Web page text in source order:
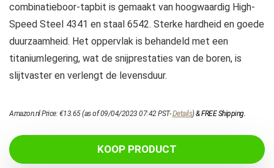
combinatieboor-tapbit is gemaakt van hoogwaardig High-
Speed ​​Steel 4341 en staal 6542. Sterke hardheid en goede
duurzaamheid. Het oppervlak is behandeld met een
titaniumlegering, wat de snijprestaties van de boren, is
slijtvaster en verlengt de levensduur.
Amazon.nl Price:€13.65(as of 09/04/2023 07:42 PST-Details)&FREE Shipping.
KOOP PRODUCT